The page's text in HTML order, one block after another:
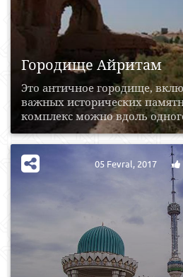
Городище Айритам
Это античное городище,
важных исторических
комплекс можно вдоль
05 Fevral, 2017